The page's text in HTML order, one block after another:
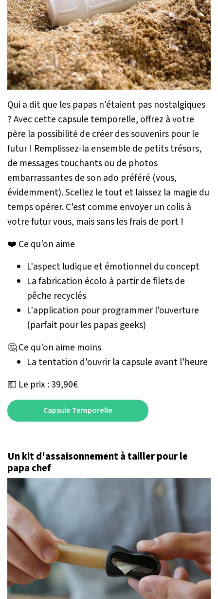
Qui a dit que les papas n'étaient pas nostalgiques
? Avec cette capsule temporelle, offrez à votre
père la possibilité de créer des souvenirs pour le
futur ! Remplissez-la ensemble de petits trésors,
de messages touchants ou de photos
embarrassantes de son ado préféré (vous,
évidemment). Scellez le tout et laissez la magie du
temps opérer. C'est comme envoyer un colis à
votre futur vous, mais sans les frais de port !
❤️ Ce qu'on aime
L'aspect ludique et émotionnel du concept
La fabrication écolo à partir de filets de
pêche recyclés
L'application pour programmer l'ouverture
(parfait pour les papas geeks)
🤔 Ce qu'on aime moins
La tentation d'ouvrir la capsule avant l'heure
💶 Le prix : 39,90€
Capsule Temporelle
Un kit d'assaisonnement à tailler pour le
papa chef